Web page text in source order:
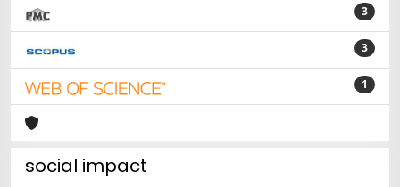
3
3
1
social impact